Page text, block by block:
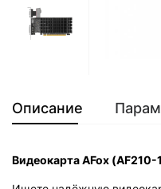
Описание
Видеокарта AFox